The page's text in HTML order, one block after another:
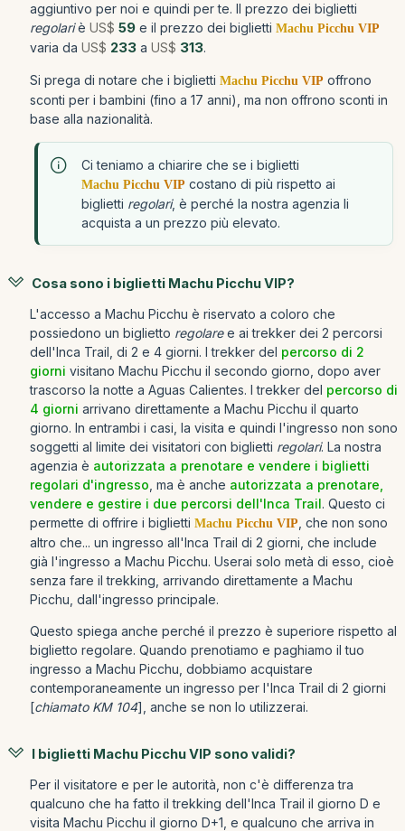
aggiuntivo per noi e quindi per te. Il prezzo dei biglietti
regolariè US$ 59 e il prezzo dei biglietti Machu Picchu VIP
varia da US$ 233 a US$ 313.
Si prega di notare che i biglietti Machu Picchu VIP offrono
sconti per i bambini (fino a 17 anni), ma non offrono sconti in
base alla nazionalità.
Ci teniamo a chiarire che se i biglietti
Machu Picchu VIP costano di più rispetto ai
biglietti regolari, è perché la nostra agenzia li
acquista a un prezzo più elevato.
Cosa sono i biglietti Machu Picchu VIP?
L'accesso a Machu Picchu è riservato a coloro che
possiedono un biglietto regolaree ai trekker dei 2 percorsi
dell'Inca Trail, di 2 e 4 giorni. I trekker del percorso di 2
giorni visitano Machu Picchu il secondo giorno, dopo aver
trascorso la notte a Aguas Calientes. I trekker del percorso di
4 giorni arrivano direttamente a Machu Picchu il quarto
giorno. In entrambi i casi, la visita e quindi l'ingresso non sono
soggetti al limite dei visitatori con biglietti regolari. La nostra
agenzia è autorizzata a prenotare e vendere i biglietti
regolari d'ingresso , ma è anche autorizzata a prenotare,
vendere e gestire i due percorsi dell'Inca Trail. Questo ci
permette di offrire i biglietti Machu Picchu VIP , che non sono
altro che... un ingresso all'Inca Trail di 2 giorni, che include
già l'ingresso a Machu Picchu. Userai solo metà di esso, cioè
senza fare il trekking, arrivando direttamente a Machu
Picchu, dall'ingresso principale.
Questo spiega anche perché il prezzo è superiore rispetto al
biglietto regolare. Quando prenotiamo e paghiamo il tuo
ingresso a Machu Picchu, dobbiamo acquistare
contemporaneamente un ingresso per l'Inca Trail di 2 giorni
[chiamato KM 104], anche se non lo utilizzerai.
I biglietti Machu Picchu VIP sono validi?
Per il visitatore e per le autorità, non c'è differenza tra
qualcuno che ha fatto il trekking dell'Inca Trail il giorno D e
visita Machu Picchu il giorno D+1, e qualcuno che arriva in